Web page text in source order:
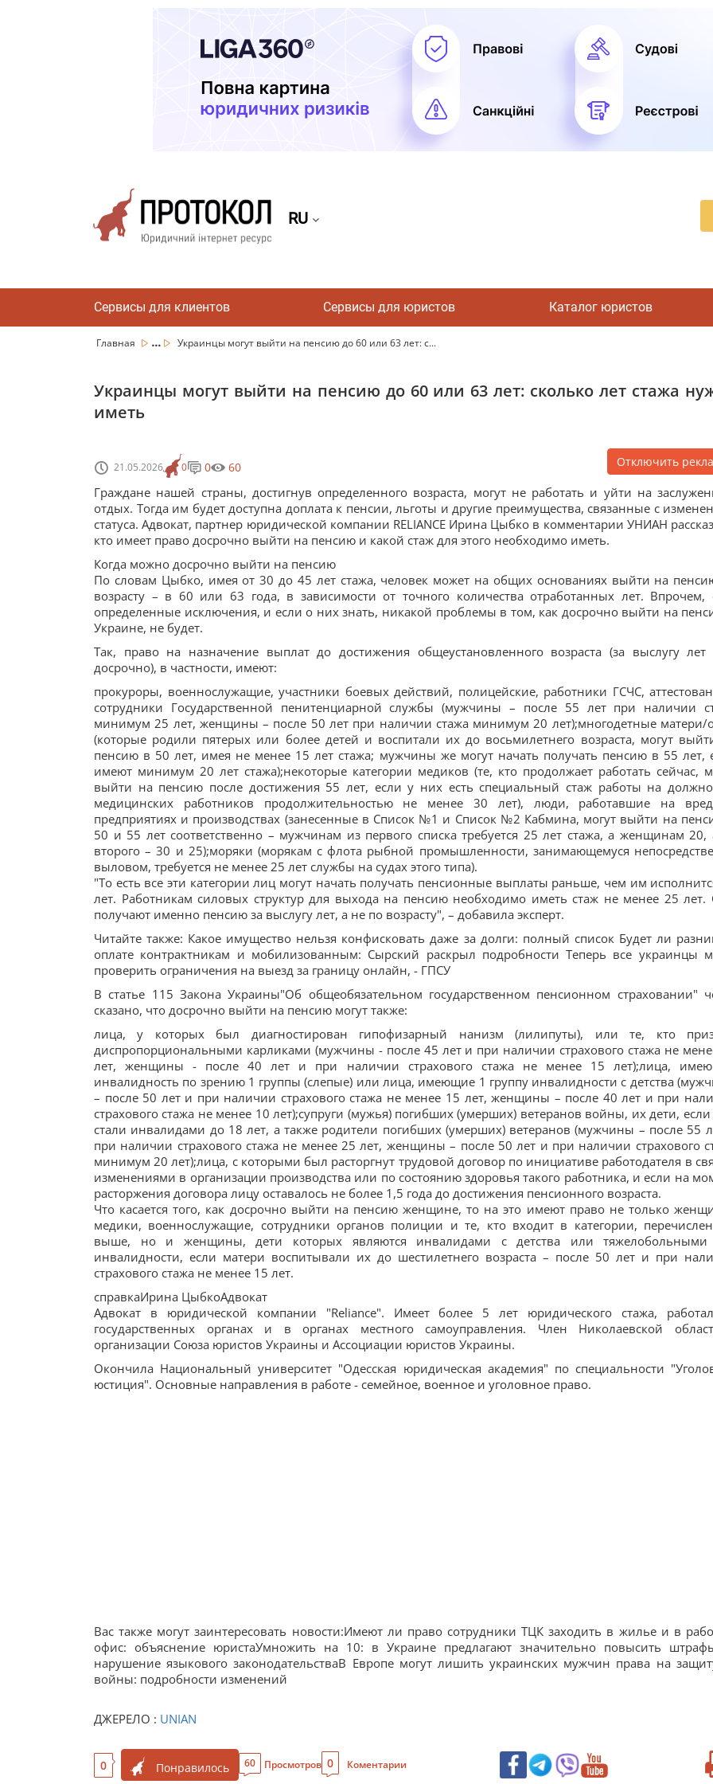
RU
Сервисы для клиентов Сервисы для юристов Каталог юристов
Главная ... Украинцы могут выйти на пенсию до 60 или 63 лет: с...
Украинцы могут выйти на пенсию до 60 или 63 лет: сколько лет стажа
иметь
21.05.2026 0 0 60 Отключить
Граждане нашей страны, достигнув определенного возраста, могут не работать и уйти на
отдых. Тогда им будет доступна доплата к пенсии, льготы и другие преимущества, связанные с
статуса. Адвокат, партнер юридической компании RELIANCE Ирина Цыбко в комментарии УНИАН
кто имеет право досрочно выйти на пенсию и какой стаж для этого необходимо иметь.
Когда можно досрочно выйти на пенсию
По словам Цыбко, имея от 30 до 45 лет стажа, человек может на общих основаниях выйти на
возрасту – в 60 или 63 года, в зависимости от точного количества отработанных лет. Впрочем,
определенные исключения, и если о них знать, никакой проблемы в том, как досрочно выйти на
Украине, не будет.
Так, право на назначение выплат до достижения общеустановленного возраста (за выслугу
досрочно), в частности, имеют:
прокуроры, военнослужащие, участники боевых действий, полицейские, работники ГСЧС,
сотрудники Государственной пенитенциарной службы (мужчины – после 55 лет при наличии
минимум 25 лет, женщины – после 50 лет при наличии стажа минимум 20 лет);многодетные матери/
(которые родили пятерых или более детей и воспитали их до восьмилетнего возраста, могут
пенсию в 50 лет, имея не менее 15 лет стажа; мужчины же могут начать получать пенсию в 55 лет,
имеют минимум 20 лет стажа);некоторые категории медиков (те, кто продолжает работать сейчас,
выйти на пенсию после достижения 55 лет, если у них есть специальный стаж работы на
медицинских работников продолжительностью не менее 30 лет), люди, работавшие на
предприятиях и производствах (занесенные в Список №1 и Список №2 Кабмина, могут выйти на
50 и 55 лет соответственно – мужчинам из первого списка требуется 25 лет стажа, а женщинам 20,
второго – 30 и 25);моряки (морякам с флота рыбной промышленности, занимающемуся
выловом, требуется не менее 25 лет службы на судах этого типа).
"То есть все эти категории лиц могут начать получать пенсионные выплаты раньше, чем им
лет. Работникам силовых структур для выхода на пенсию необходимо иметь стаж не менее 25
получают именно пенсию за выслугу лет, а не по возрасту", – добавила эксперт.
Читайте также: Какое имущество нельзя конфисковать даже за долги: полный список Будет ли
оплате контрактникам и мобилизованным: Сырский раскрыл подробности Теперь все украинцы
проверить ограничения на выезд за границу онлайн, - ГПСУ
В статье 115 Закона Украины"Об общеобязательном государственном пенсионном страховании"
сказано, что досрочно выйти на пенсию могут также:
лица, у которых был диагностирован гипофизарный нанизм (лилипуты), или те, кто
диспропорциональными карликами (мужчины - после 45 лет и при наличии страхового стажа не
лет, женщины - после 40 лет и при наличии страхового стажа не менее 15 лет);лица,
инвалидность по зрению 1 группы (слепые) или лица, имеющие 1 группу инвалидности с детства
– после 50 лет и при наличии страхового стажа не менее 15 лет, женщины – после 40 лет и при
страхового стажа не менее 10 лет);супруги (мужья) погибших (умерших) ветеранов войны, их дети,
стали инвалидами до 18 лет, а также родители погибших (умерших) ветеранов (мужчины – после 55
при наличии страхового стажа не менее 25 лет, женщины – после 50 лет и при наличии страхового
минимум 20 лет);лица, с которыми был расторгнут трудовой договор по инициативе работодателя в
изменениями в организации производства или по состоянию здоровья такого работника, и если на
расторжения договора лицу оставалось не более 1,5 года до достижения пенсионного возраста.
Что касается того, как досрочно выйти на пенсию женщине, то на это имеют право не только
медики, военнослужащие, сотрудники органов полиции и те, кто входит в категории,
выше, но и женщины, дети которых являются инвалидами с детства или тяжелобольными
инвалидности, если матери воспитывали их до шестилетнего возраста – после 50 лет и при
страхового стажа не менее 15 лет.
справкаИрина ЦыбкоАдвокат
Адвокат в юридической компании "Reliance". Имеет более 5 лет юридического стажа,
государственных органах и в органах местного самоуправления. Член Николаевской
организации Союза юристов Украины и Ассоциации юристов Украины.
Окончила Национальный университет "Одесская юридическая академия" по специальности
юстиция". Основные направления в работе - семейное, военное и уголовное право.
Вас также могут заинтересовать новости:Имеют ли право сотрудники ТЦК заходить в жилье и в
офис: объяснение юристаУмножить на 10: в Украине предлагают значительно повысить
нарушение языкового законодательстваВ Европе могут лишить украинских мужчин права на
войны: подробности изменений
ДЖЕРЕЛО : UNIAN
0 Понравилось 60 Просмотров 0 Коментарии